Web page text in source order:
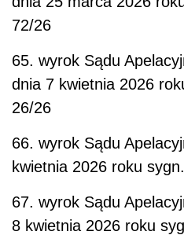
72/26
65. wyrok Sądu
dnia 7 kwietnia 2026
26/26
66. wyrok Sądu
kwietnia 2026 roku
67. wyrok Sądu
8 kwietnia 2026 roku